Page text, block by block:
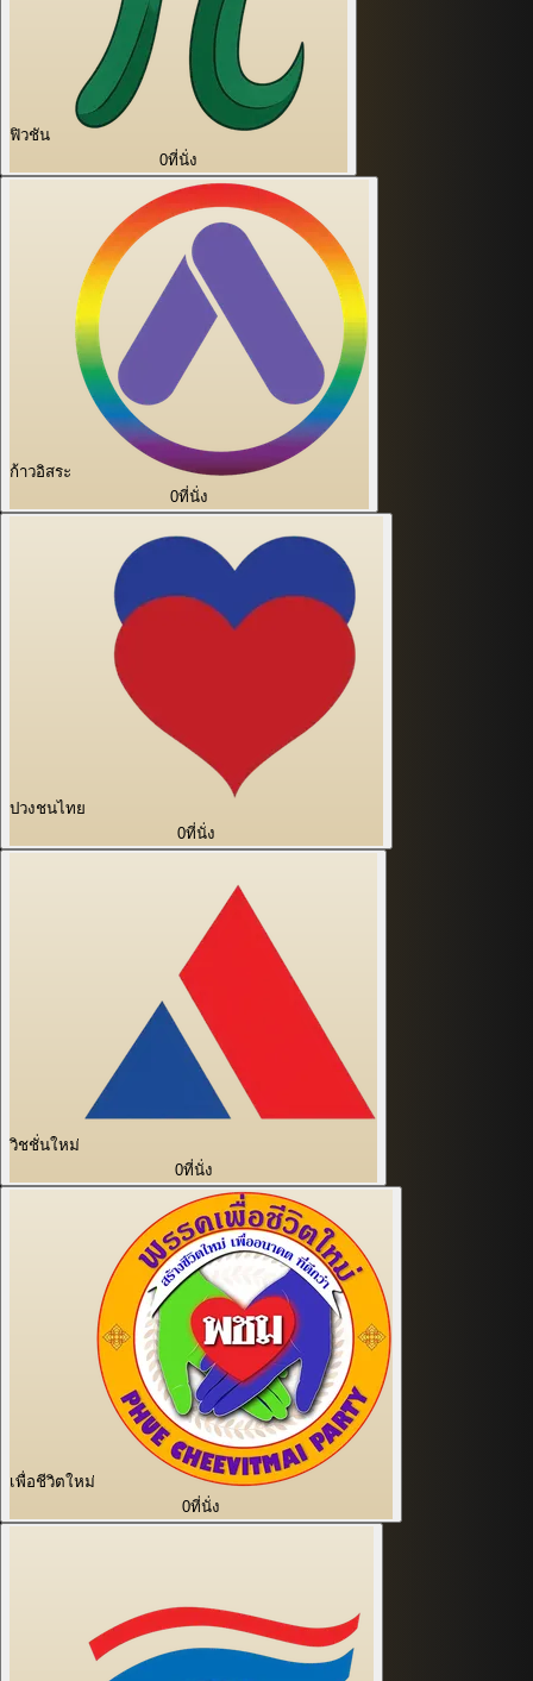
ฟิวชัน
0ที่นั่ง
ก้าวอิสระ
0ที่นั่ง
ปวงชนไทย
0ที่นั่ง
วิชชั่นใหม่
0ที่นั่ง
เพื่อชีวิตใหม่
0ที่นั่ง